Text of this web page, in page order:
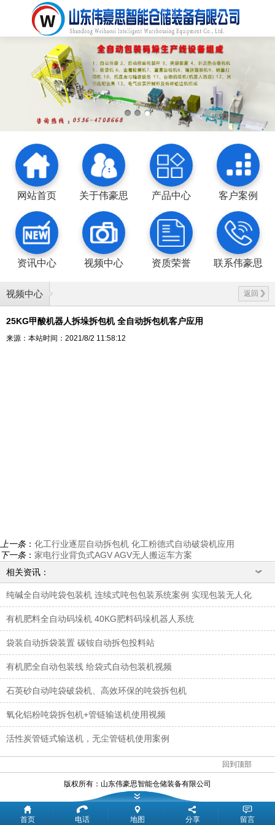
网站首页 关于伟豪思 产品中心 客户案例
资讯中心 视频中心 资质荣誉 联系伟豪思
视频中心 返回
25KG甲酸机器人拆垛拆包机 全自动拆包机客户应用
来源：本站时间：2021/8/2 11:58:12
上一条： 化工行业逐层自动拆包机 化工粉德式自动破袋机应用
下一条： 家电行业背负式AGV AGV无人搬运车方案
相关资讯：
纯碱全自动吨袋包装机 连续式吨包包装系统案例 实现包装无人化
有机肥料全自动码垛机 40KG肥料码垛机器人系统
袋装自动拆袋装置 碳铵自动拆包投料站
有机肥全自动包装线 给袋式自动包装机视频
石英砂自动吨袋破袋机、高效环保的吨袋拆包机
氧化铝粉吨袋拆包机+管链输送机使用视频
活性炭管链式输送机，无尘管链机使用案例
回到顶部
版权所有： 山东伟豪思智能仓储装备有限公司
首页 电话 地图 分享 留言